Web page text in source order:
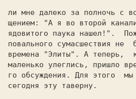
ли мне далеко за полночь с
щением: "А я во второй
ядовитого паука нашел!".
повального сумасшествия не
времена "Элиты". А теперь,
маленько улеглись, пришло
го обсуждения. Для этого
сегодня эту таверну.